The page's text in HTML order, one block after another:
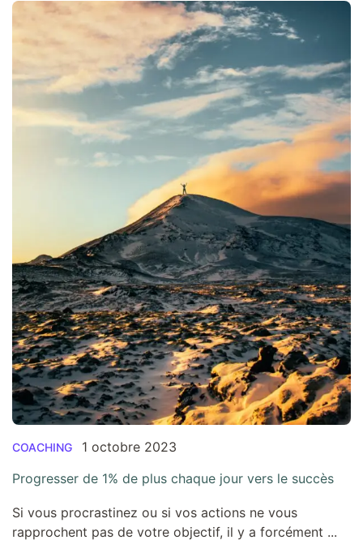
COACHING
1 octobre 2023
Progresser de 1% de plus chaque jour vers le succès
Si vous procrastinez ou si vos actions ne vous
rapprochent pas de votre objectif, il y a forcément ...